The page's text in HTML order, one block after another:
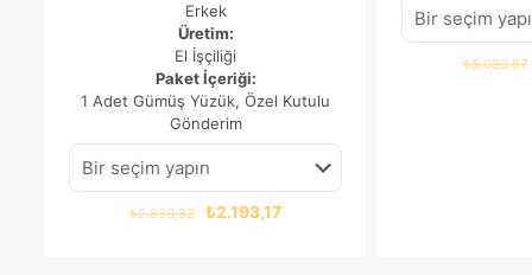
Erkek
Üretim:
El İşçiliği
Paket İçeriği:
1 Adet Gümüş Yüzük, Özel Kutulu
Gönderim
₺2.830,82
Orijinal
₺2.193,17Şu
₺5.083,87